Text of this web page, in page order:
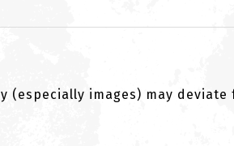
images) may deviate